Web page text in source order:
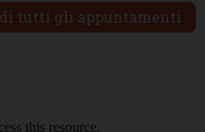
tutti gli appuntamenti